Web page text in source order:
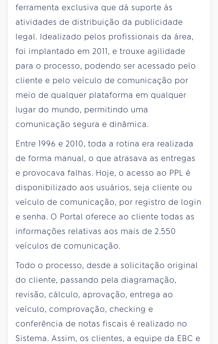
ferramenta exclusiva que dá suporte às
atividades de distribuição da publicidade
legal. Idealizado pelos profissionais da área,
foi implantado em 2011, e trouxe agilidade
para o processo, podendo ser acessado pelo
cliente e pelo veículo de comunicação por
meio de qualquer plataforma em qualquer
lugar do mundo, permitindo uma
comunicação segura e dinâmica.
Entre 1996 e 2010, toda a rotina era realizada
de forma manual, o que atrasava as entregas
e provocava falhas. Hoje, o acesso ao PPL é
disponibilizado aos usuários, seja cliente ou
veículo de comunicação, por registro de login
e senha. O Portal oferece ao cliente todas as
informações relativas aos mais de 2.550
veículos de comunicação.
Todo o processo, desde a solicitação original
do cliente, passando pela diagramação,
revisão, cálculo, aprovação, entrega ao
veículo, comprovação, checking e
conferência de notas fiscais é realizado no
Sistema. Assim, os clientes, a equipe da EBC e